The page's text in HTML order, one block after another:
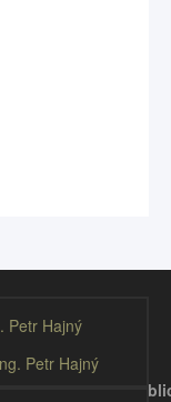
Petr Hajný